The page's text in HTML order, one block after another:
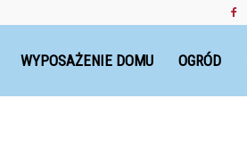
WYPOSAŻENIE DOMU OGRÓD